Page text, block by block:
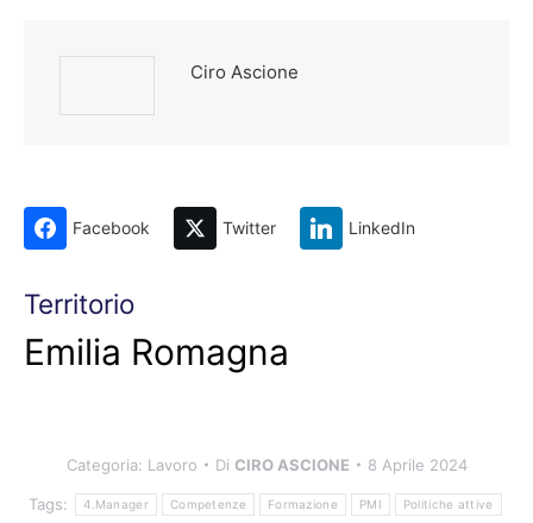
Ciro Ascione
Facebook Twitter LinkedIn
Territorio
Emilia Romagna
Categoria: Lavoro Di CIRO ASCIONE 8 Aprile 2024
Tags: 4.Manager Competenze Formazione PMI Politiche attive